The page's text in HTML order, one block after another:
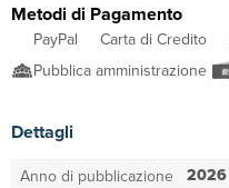
Metodi di Pagamento
PayPal Carta di Credito
Pubblica amministrazione
Dettagli
Anno di pubblicazione 2026